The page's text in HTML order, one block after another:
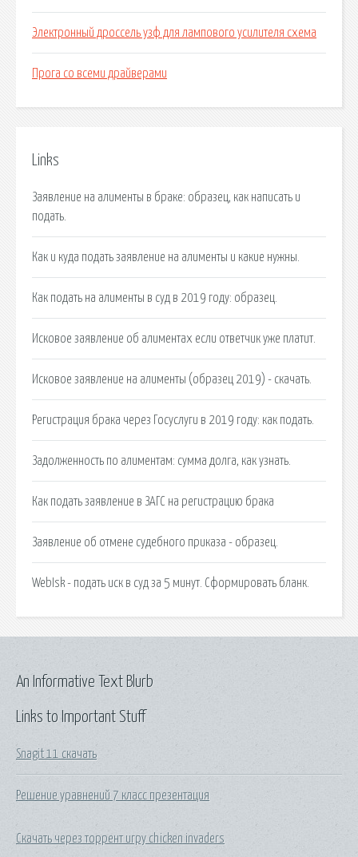
Электронный дроссель узф для лампового усилителя схема
Прога со всеми драйверами
Links
Заявление на алименты в браке: образец, как написать и
подать.
Как и куда подать заявление на алименты и какие нужны.
Как подать на алименты в суд в 2019 году: образец.
Исковое заявление об алиментах если ответчик уже платит.
Исковое заявление на алименты (образец 2019) - скачать.
Регистрация брака через Госуслуги в 2019 году: как подать.
Задолженность по алиментам: сумма долга, как узнать.
Как подать заявление в ЗАГС на регистрацию брака
Заявление об отмене судебного приказа - образец.
WebIsk - подать иск в суд за 5 минут. Сформировать бланк.
Links to Important Stuff
Snagit 11 скачать
Решение уравнений 7 класс презентация
Скачать через торрент игру chicken invaders
An Informative Text Blurb